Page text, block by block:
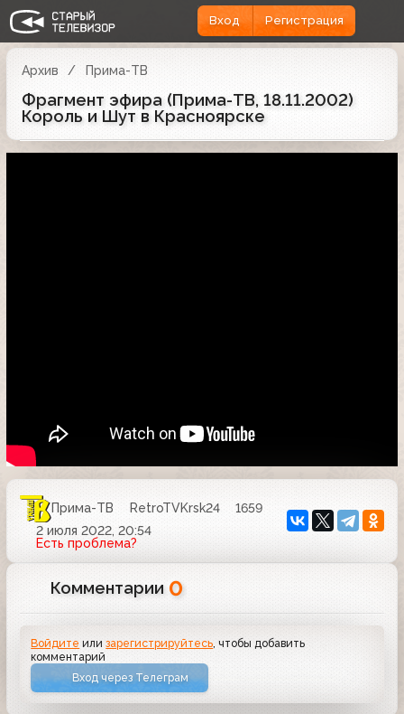
Вход Регистрация
Архив Прима-ТВ
Фрагмент эфира (Прима-ТВ, 18.11.2002)
Король и Шут в Красноярске
Прима-ТВ RetroTVKrsk24
1659
2 июля 2022, 20:54
Есть проблема?
Комментарии 0
Войдите илизарегистрируйтесь , чтобы добавить
комментарий
Вход через Телеграм